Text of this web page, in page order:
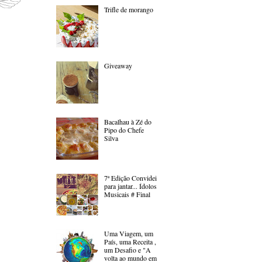
Trifle de morango
Giveaway
Bacalhau à Zé do
Pipo do Chefe
Silva
7ª Edição Convidei
para jantar... Ídolos
Musicais # Final
Uma Viagem, um
País, uma Receita ,
um Desafio e "A
volta ao mundo em